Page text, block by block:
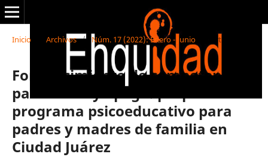
Inicio Archivos / Núm. 17 (2022): Enero - Junio Artículos
Fortalecimiento de competencias
parentales y apego: propuesta de
programa psicoeducativo para
padres y madres de familia en
Ciudad Juárez